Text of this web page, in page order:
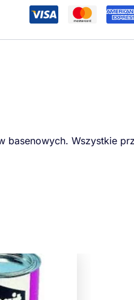
Wszystkie